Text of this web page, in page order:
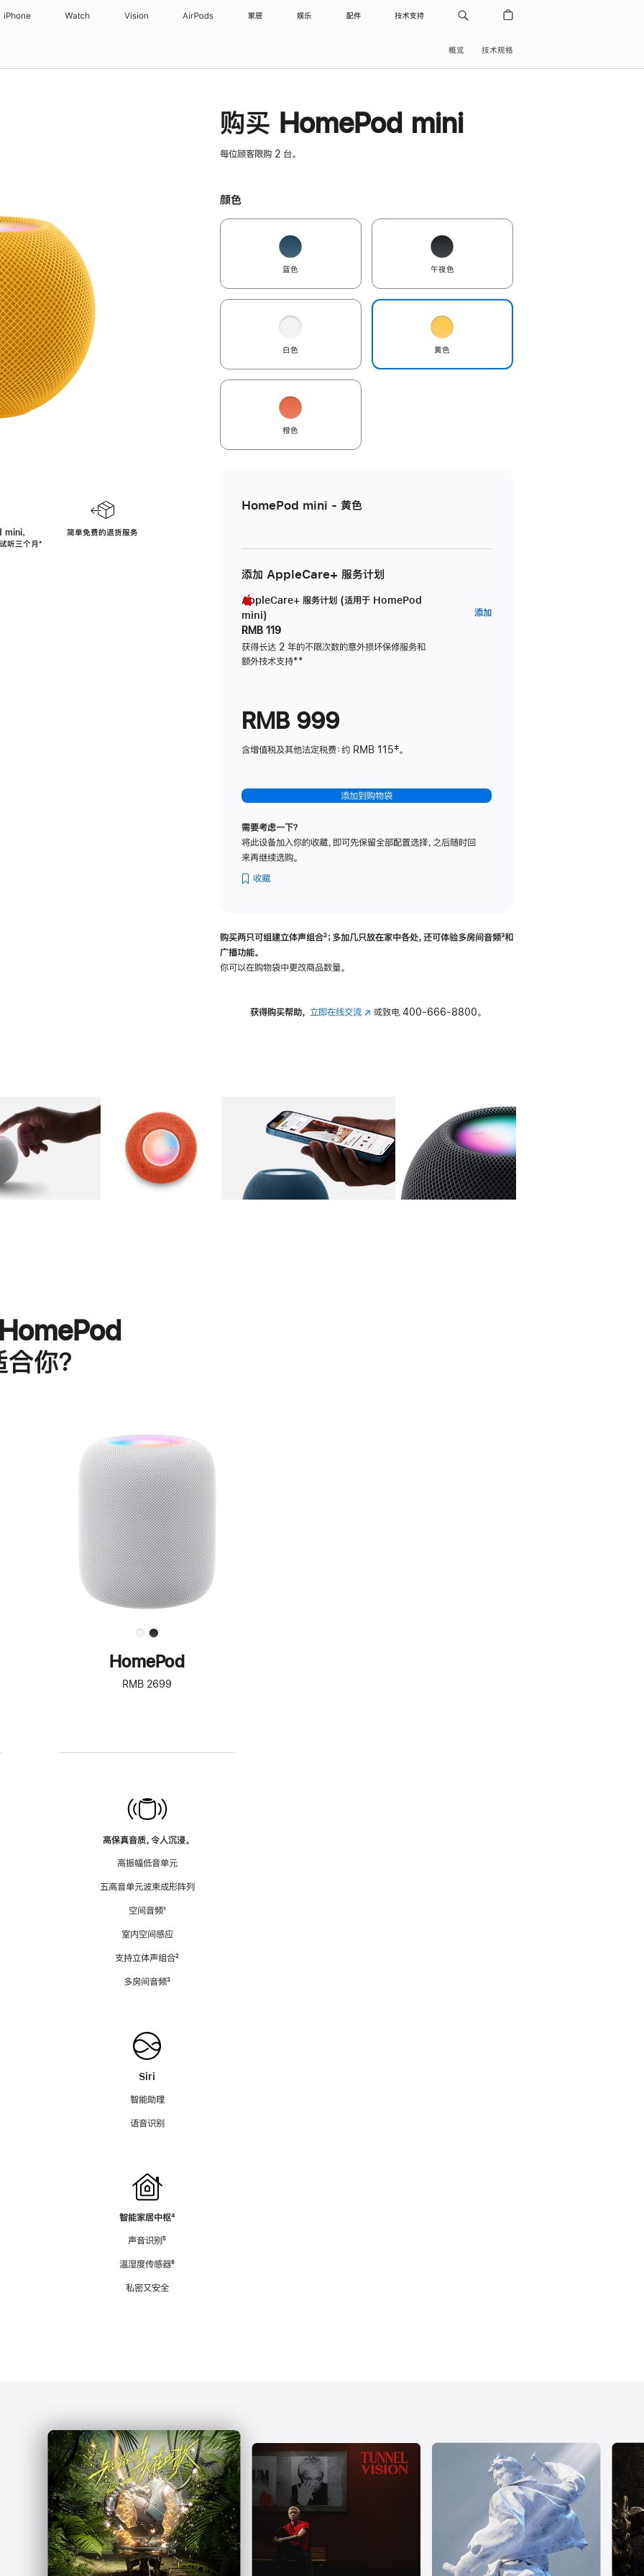
iPhone Watch Vision AirPods 家居 娱乐 配件 技术支持
概览 技术规格
，
听三个月脚
⁺
简单免费的退货服务
购买 HomePod mini
每位顾客限购 2 台。
颜色
蓝色 午夜色
白色 黄色
橙色
HomePod mini - 黄色
添加 AppleCare+ 服务计划
AppleCare+ 服务计划 (适用于 HomePod
mini)
RMB 119
获得长达 2 年的不限次数的意外损坏保修服务和
额外技术支持脚
**
添加AppleCare+
RMB 999
含增值税及其他法定税费：约 RMB 115‡。
添加到购物袋
需要考虑一下？
将此设备加入你的收藏，即可先保留全部配置选择，之后随时回
来再继续选购。
收藏
购买两只可组建立体声组合脚
²；多加几只放在家中各处，还可体验多‍房‍间音频脚
³和
广播功能。
你可以在购物袋中更改商品数量。
获得购买帮助， 立即在线交流(在 或致电 400-666-8800。
图库 图像 图库 图像 图库 图像 4 图库 图像 5
你？
进
一
步
了
解
HomePod<
HomePod
RMB 2699
高保真音质，令人沉浸。
高振幅低音单元
五高音单元波束成形阵列
空间音频脚
¹
室内空间感应
支持立体声组合脚
²
多房间音频脚
³
Siri
智能助理
语音识别
智能家居中枢脚
⁴
声音识别脚
⁵
温湿度传感器脚
⁶
私密又安全